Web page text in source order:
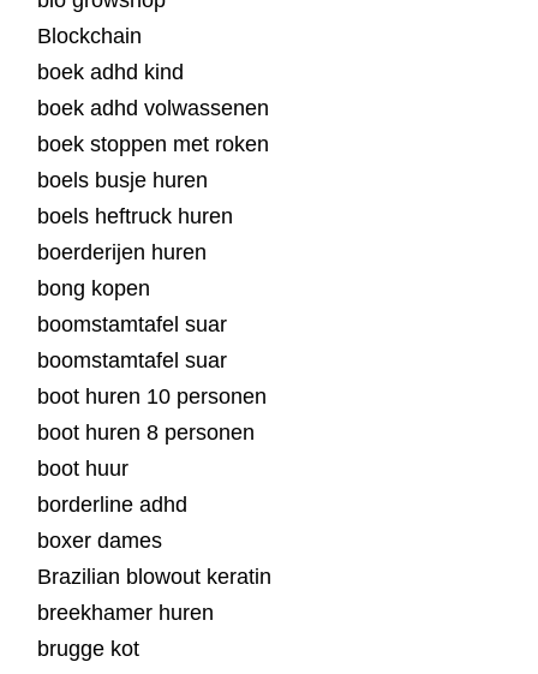
Blockchain
boek adhd kind
boek adhd volwassenen
boek stoppen met roken
boels busje huren
boels heftruck huren
boerderijen huren
bong kopen
boomstamtafel suar
boomstamtafel suar
boot huren 10 personen
boot huren 8 personen
boot huur
borderline adhd
boxer dames
Brazilian blowout keratin
breekhamer huren
brugge kot